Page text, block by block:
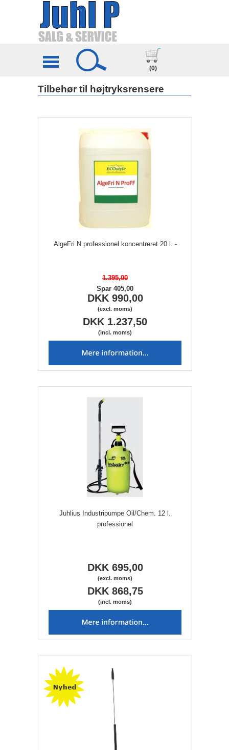
(0)
Tilbehør til højtryksrensere
AlgeFri N professionel koncentreret 20 l. -
1.395,00
Spar 405,00
DKK 990,00
(excl. moms)
DKK 1.237,50
(incl. moms)
Juhlius Industripumpe Oil/Chem. 12 l.
professionel
DKK 695,00
(excl. moms)
DKK 868,75
(incl. moms)